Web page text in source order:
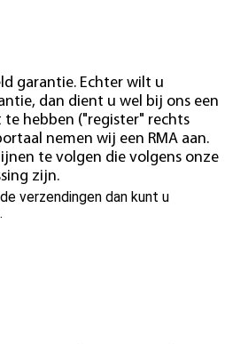
garantie. Echter wilt u
dan dient u wel bij ons een
hebben ("register" rechts
nemen wij een RMA aan.
te volgen die volgens onze
zijn.
verzendingen dan kunt u